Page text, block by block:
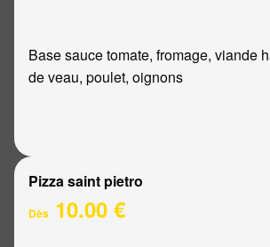
Base sauce tomate, fromage, viande
de veau, poulet, oignons
Pizza saint pietro
Dès 10.00 €